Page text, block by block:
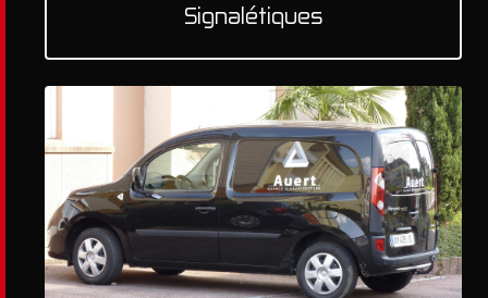
Signalétiques